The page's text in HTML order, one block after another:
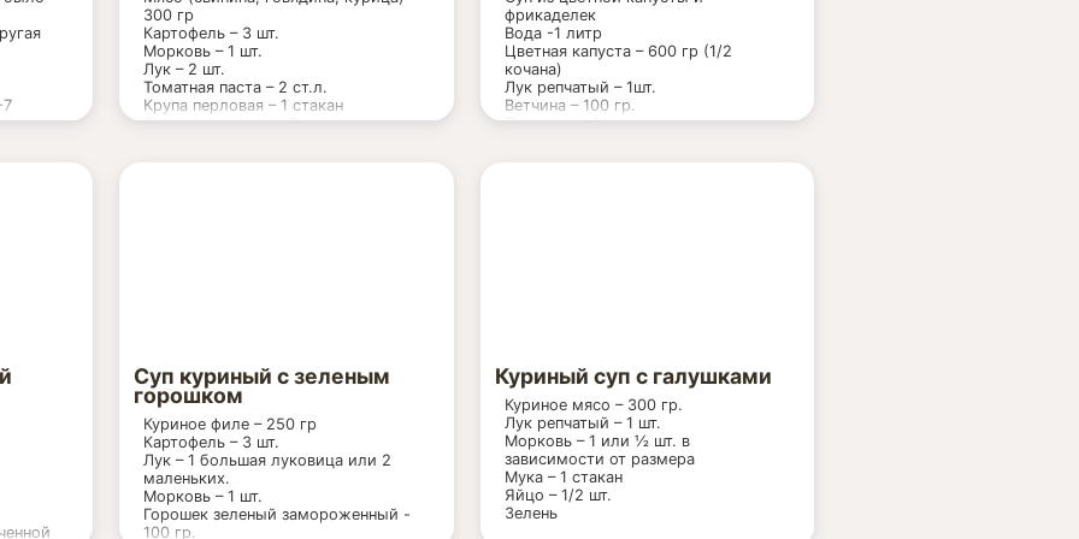
0,5 кг
из
300 гр
Картофель – 3 шт.
Морковь – 1 шт.
Лук – 2 шт.
Томатная паста – 2 ст.л.
Крупа перловая – 1 стакан
Огурцы соленые – 2 шт.
фрикаделек
Вода -1 литр
Цветная капуста – 600 гр (1/2
кочана)
Лук репчатый – 1шт.
Ветчина – 100 гр.
Помидор – 1 шт.
Суп куриный с зеленым
горошком
Куриное филе – 250 гр
Картофель – 3 шт.
Лук – 1 большая луковица или 2
маленьких.
Морковь – 1 шт.
Горошек зеленый замороженный -
100 гр.
Куриный суп с галушками
Куриное мясо – 300 гр.
Лук репчатый – 1 шт.
Морковь – 1 или ½ шт. в
зависимости от размера
Мука – 1 стакан
Яйцо – 1/2 шт.
Зелень